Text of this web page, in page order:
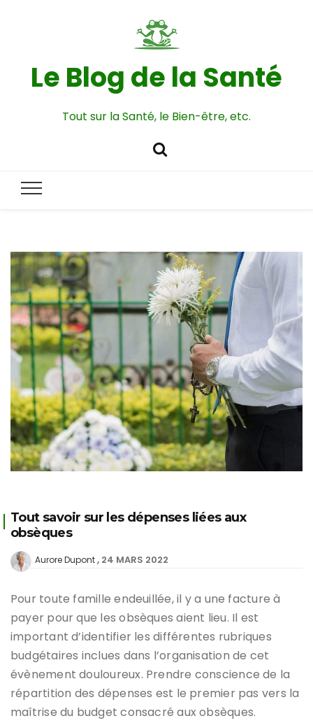
Le Blog de la Santé
Tout sur la Santé, le Bien-être, etc.
Tout savoir sur les dépenses liées aux
obsèques
Aurore Dupont 24 MARS 2022
Pour toute famille endeuillée, il y a une facture à
payer pour que les obsèques aient lieu. Il est
important d’identifier les différentes rubriques
budgétaires inclues dans l’organisation de cet
évènement douloureux. Prendre conscience de la
répartition des dépenses est le premier pas vers la
maîtrise du budget consacré aux obsèques.